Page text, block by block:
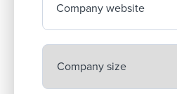
Company website